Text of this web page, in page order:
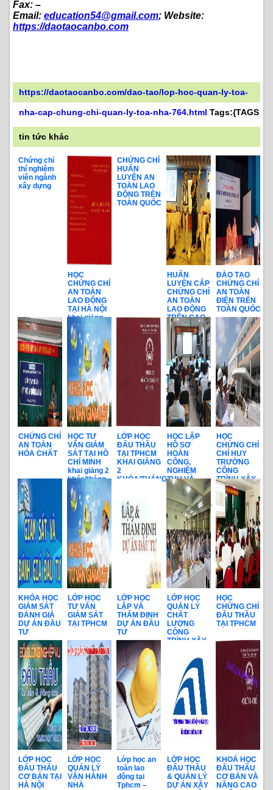
Fax: –
Email: education54@gmail.com; Website:
https://daotaocanbo.com
https://daotaocanbo.com/dao-tao/lop-hoc-quan-ly-toa-
nha-cap-chung-chi-quan-ly-toa-nha-764.html Tags:{TAGS
tin tức khác
Chứng chỉ
thí nghiệm
viên ngành
xây dựng
HỌC
CHỨNG CHỈ
AN TOÀN
LAO ĐỘNG
TẠI HÀ NỘI
khai giảng
hàng tháng
CHỨNG CHỈ
HUẤN
LUYỆN AN
TOÀN LAO
ĐỘNG TRÊN
TOÀN QUỐC
HUẤN
LUYỆN CẤP
CHỨNG CHỈ
AN TOÀN
LAO ĐỘNG
TRÊN CAO
ĐÀO TẠO
CHỨNG CHỈ
AN TOÀN
ĐIỆN TRÊN
TOÀN QUỐC
CHỨNG CHỈ
AN TOÀN
HÓA CHẤT
HỌC TƯ
VẤN GIÁM
SÁT TẠI HỒ
CHÍ MINH
khai giảng 2
khóa/tháng
LỚP HỌC
ĐẤU THẦU
TẠI TPHCM
KHAI GIẢNG
2
KHÓA/THÁNG
HỌC LẬP
HỒ SƠ
HOÀN
CÔNG,
NGHIỆM
THU VÀ
THANH
QUYẾT
TOÁN CÔNG
TRÌNH
HỌC
CHỨNG CHỈ
CHỈ HUY
TRƯỞNG
CÔNG
TRÌNH XÂY
DỰNG TRÊN
TOÀN QUỐC
KHÓA HỌC
GIÁM SÁT
ĐÁNH GIÁ
DỰ ÁN ĐẦU
TƯ
LỚP HỌC
TƯ VẤN
GIÁM SÁT
TẠI TPHCM
LỚP HỌC
LẬP VÀ
THẨM ĐỊNH
DỰ ÁN ĐẦU
TƯ
LỚP HỌC
QUẢN LÝ
CHẤT
LƯỢNG
CÔNG
TRÌNH XÂY
HỌC
CHỨNG CHỈ
ĐẤU THẦU
TẠI TPHCM
LỚP HỌC
ĐẤU THẦU
CƠ BẢN TẠI
HÀ NỘI
LỚP HỌC
QUẢN LÝ
VẬN HÀNH
NHÀ
Lớp học an
toàn lao
động tại
Tphcm –
LỚP HỌC
ĐẤU THẦU
& QUẢN LÝ
DỰ ÁN XÂY
KHOÁ HỌC
ĐẤU THẦU
CƠ BẢN VÀ
NÂNG CAO